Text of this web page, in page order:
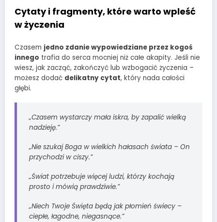
Cytaty i fragmenty, które warto wpleść
w życzenia
Czasem jedno zdanie wypowiedziane przez kogoś
innego trafia do serca mocniej niż całe akapity. Jeśli nie
wiesz, jak zacząć, zakończyć lub wzbogacić życzenia –
możesz dodać delikatny cytat, który nada całości
głębi.
„Czasem wystarczy mała iskra, by zapalić wielką
nadzieję.”
„Nie szukaj Boga w wielkich hałasach świata – On
przychodzi w ciszy.”
„Świat potrzebuje więcej ludzi, którzy kochają
prosto i mówią prawdziwie.”
„Niech Twoje Święta będą jak płomień świecy –
ciepłe, łagodne, niegasnące.”